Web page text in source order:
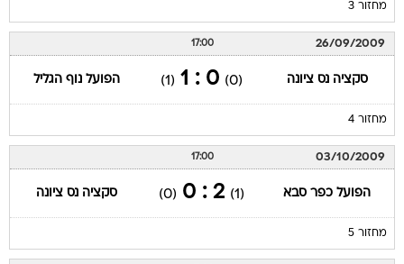
מחזור 3
26/09/2009
17:00
סקציה נס ציונה (0)
0 : 1
(1) הפועל נוף הגליל
מחזור 4
03/10/2009
17:00
הפועל כפר סבא (1)
2 : 0
(0) סקציה נס ציונה
מחזור 5